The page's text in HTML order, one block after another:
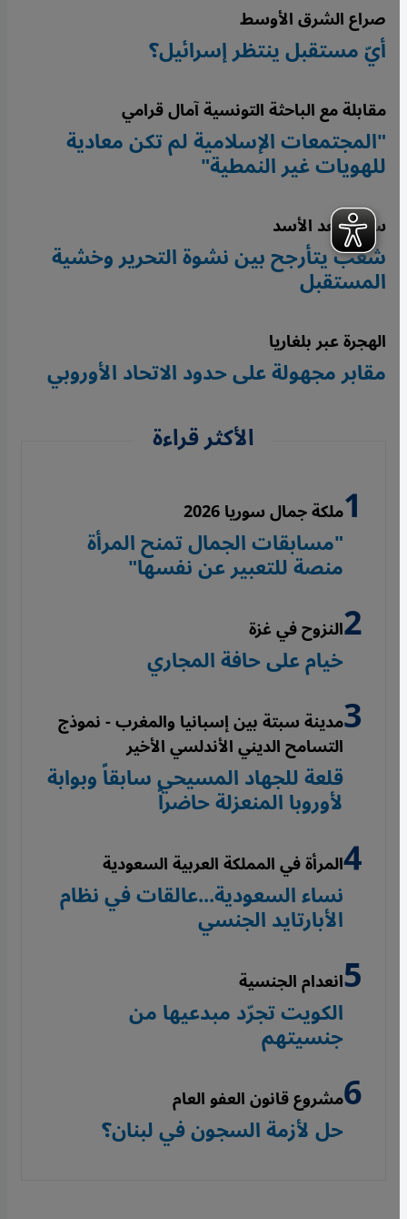
صراع الشرق الأوسط
أيّ مستقبل ينتظر إسرائيل؟
مقابلة مع الباحثة التونسية آمال قرامي
"المجتمعات الإسلامية لم تكن معادية
للهويات غير النمطية"
سوريا بعد الأسد
شعب يتأرجح بين نشوة التحرير وخشية
المستقبل
الهجرة عبر بلغاريا
مقابر مجهولة على حدود الاتحاد الأوروبي
الأكثر قراءة
ملكة جمال سوريا 2026
"مسابقات الجمال تمنح المرأة
منصة للتعبير عن نفسها"
النزوح في غزة
خيام على حافة المجاري
مدينة سبتة بين إسبانيا والمغرب - نموذج
التسامح الديني الأندلسي الأخير
قلعة للجهاد المسيحي سابقاً وبوابة
لأوروبا المنعزلة حاضراً
المرأة في المملكة العربية السعودية
نساء السعودية...عالقات في نظام
الأبارتايد الجنسي
انعدام الجنسية
الكويت تجرّد مبدعيها من
جنسيتهم
مشروع قانون العفو العام
حل لأزمة السجون في لبنان؟